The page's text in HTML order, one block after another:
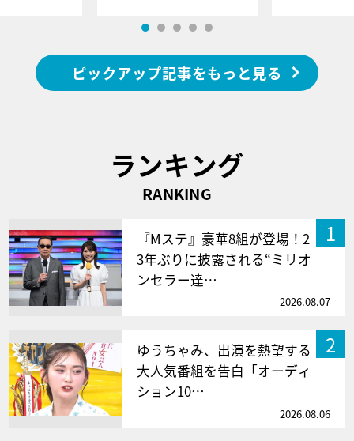
ピックアップ記事をもっと見る
ランキング
RANKING
1
『Mステ』豪華8組が登場！2
3年ぶりに披露される“ミリオ
ンセラー達…
2026.08.07
2
ゆうちゃみ、出演を熱望する
大人気番組を告白「オーディ
ション10…
2026.08.06